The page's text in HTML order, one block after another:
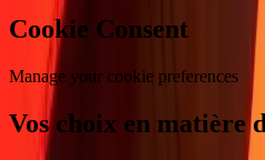
Cookie Consent
Manage your cookie preferences
Vos choix en matière